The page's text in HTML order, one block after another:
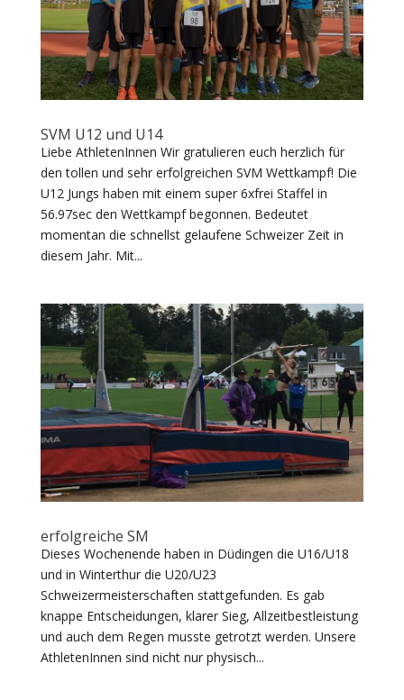
SVM U12 und U14
Liebe AthletenInnen Wir gratulieren euch herzlich für
den tollen und sehr erfolgreichen SVM Wettkampf! Die
U12 Jungs haben mit einem super 6xfrei Staffel in
56.97sec den Wettkampf begonnen. Bedeutet
momentan die schnellst gelaufene Schweizer Zeit in
diesem Jahr. Mit...
erfolgreiche SM
Dieses Wochenende haben in Düdingen die U16/U18
und in Winterthur die U20/U23
Schweizermeisterschaften stattgefunden. Es gab
knappe Entscheidungen, klarer Sieg, Allzeitbestleistung
und auch dem Regen musste getrotzt werden. Unsere
AthletenInnen sind nicht nur physisch...